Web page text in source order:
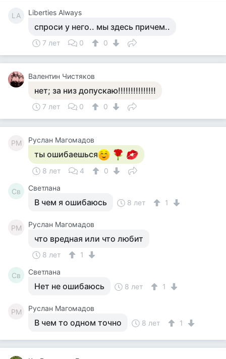
LA Liberties Always
спроси у него.. мы здесь причем..
7 лет 0 0
Валентин Чистяков
нет; за низ допускаю!!!!!!!!!!!!!!!
7 лет 0 0
РМ Руслан Магомадов
ты ошибаешься
8 лет 4 0
Св Светлана
В чем я ошибаюсь 8 лет 1
РМ Руслан Магомадов
что вредная или что любит
8 лет 1
Св Светлана
Нет не ошибаюсь 8 лет 1
РМ Руслан Магомадов
В чем то одном точно 8 лет 1